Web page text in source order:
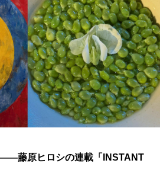
藤原ヒロシの連載「INSTANT